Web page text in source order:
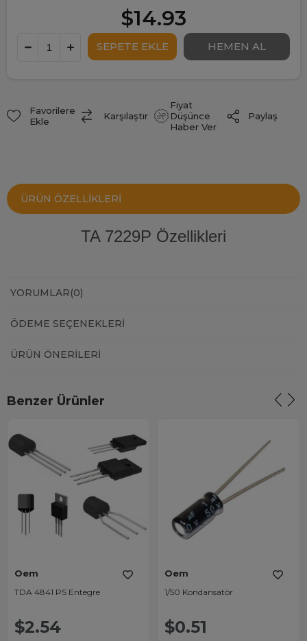
$14.93
Favorilere
Ekle
Karşılaştır
Fiyat
Düşünce
Haber Ver
Paylaş
ÜRÜN ÖZELLIKLERI
TA 7229P Özellikleri
YORUMLAR(0)
ÖDEME SEÇENEKLERI
ÜRÜN ÖNERILERI
Benzer Ürünler
Oem
TDA 4841 PS Entegre
$2.54
Oem
1/50 Kondansatör
$0.51